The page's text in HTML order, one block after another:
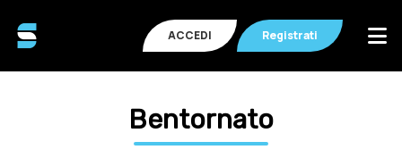
ACCEDI Registrati
Bentornato